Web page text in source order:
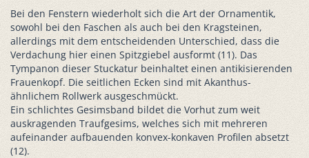
Bei den Fenstern wiederholt sich die Art der Ornamentik,
sowohl bei den Faschen als auch bei den Kragsteinen,
allerdings mit dem entscheidenden Unterschied, dass die
Verdachung hier einen Spitzgiebel ausformt (11). Das
Tympanon dieser Stuckatur beinhaltet einen antikisierenden
Frauenkopf. Die seitlichen Ecken sind mit Akanthus-
ähnlichem Rollwerk ausgeschmückt.
Ein schlichtes Gesimsband bildet die Vorhut zum weit
auskragenden Traufgesims, welches sich mit mehreren
aufeinander aufbauenden konvex-konkaven Profilen absetzt
(12).